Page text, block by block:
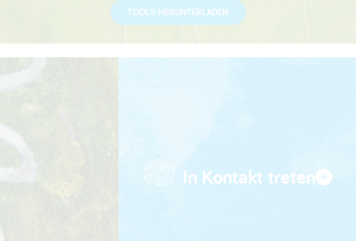
TOOLS HERUNTERLADEN
In Kontakt treten